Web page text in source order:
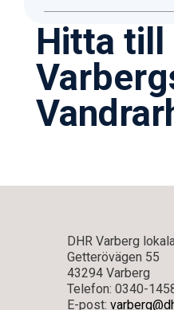
Hitta till
DHR Varberg
Getterövägen 55
43294 Varberg
Telefon: 0340-
E-post: